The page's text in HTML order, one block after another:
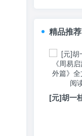
精品推荐